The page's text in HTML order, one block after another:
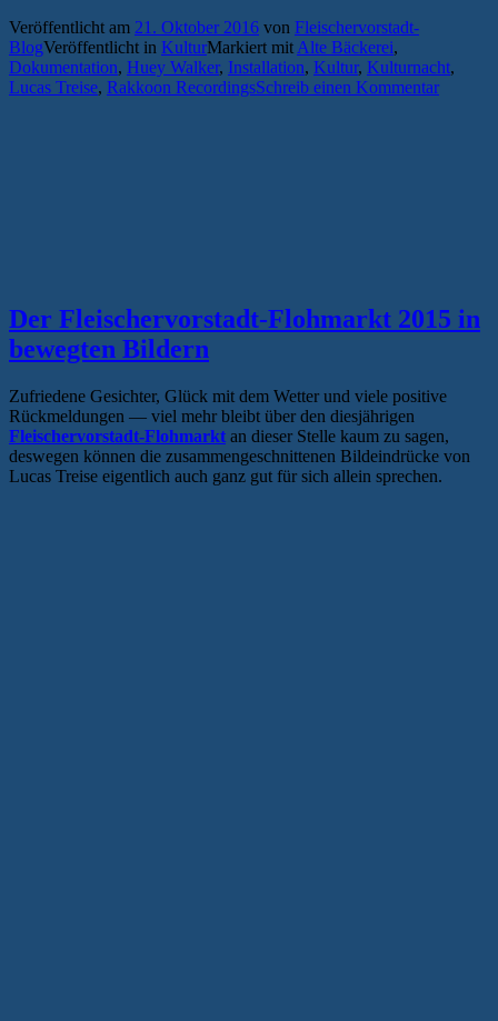
Veröffentlicht am 21. Oktober 2016 von Fleischervorstadt-
BlogVeröffentlicht in KulturMarkiert mit Alte Bäckerei,
Dokumentation, Huey Walker, Installation, Kultur, Kulturnacht,
Lucas Treise, Rakkoon RecordingsSchreib einen Kommentar
Der Fleischervorstadt-Flohmarkt 2015 in
bewegten Bildern
Zufriedene Gesichter, Glück mit dem Wetter und viele positive
Rückmeldungen — viel mehr bleibt über den diesjährigen
Fleischervorstadt-Flohmarkt an dieser Stelle kaum zu sagen,
deswegen können die zusammengeschnittenen Bildeindrücke von
Lucas Treise eigentlich auch ganz gut für sich allein sprechen.